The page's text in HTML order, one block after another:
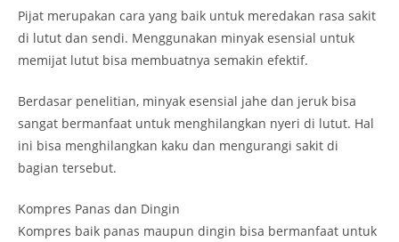
Pijat merupakan cara yang baik untuk meredakan rasa sakit
di lutut dan sendi. Menggunakan minyak esensial untuk
memijat lutut bisa membuatnya semakin efektif.
Berdasar penelitian, minyak esensial jahe dan jeruk bisa
sangat bermanfaat untuk menghilangkan nyeri di lutut. Hal
ini bisa menghilangkan kaku dan mengurangi sakit di
bagian tersebut.
Kompres Panas dan Dingin
Kompres baik panas maupun dingin bisa bermanfaat untuk